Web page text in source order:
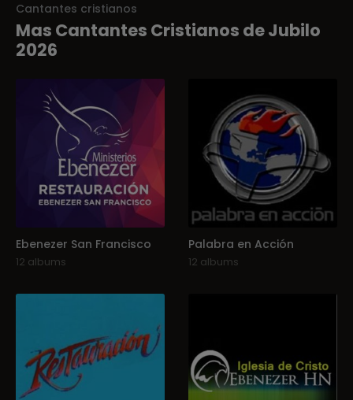
Cantantes cristianos
Mas Cantantes Cristianos de Jubilo
2026
Ebenezer San Francisco
12 albums
Palabra en Acción
12 albums